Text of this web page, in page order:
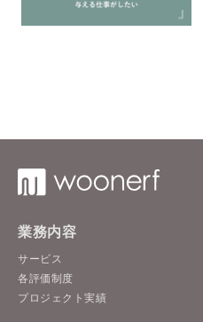
業務内容
サービス
各評価制度
プロジェクト実績